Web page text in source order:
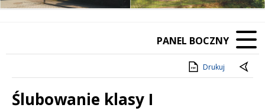
PANEL BOCZNY
Drukuj
Ślubowanie klasy I